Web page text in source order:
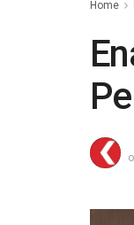
Home